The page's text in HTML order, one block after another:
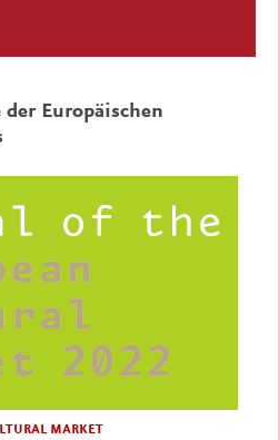
Europäischen
MARKET